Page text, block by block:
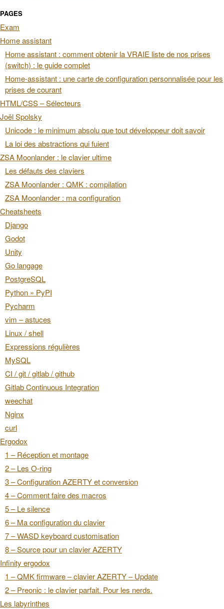
PAGES
Exam
Home assistant
Home assistant : comment obtenir la VRAIE liste de nos prises
(switch) : le guide complet
Home-assistant : une carte de configuration personnalisée pour les
prises de courant
HTML/CSS – Sélecteurs
Joël Spolsky
Unicode : le minimum absolu que tout développeur doit savoir
La loi des abstractions qui fuient
ZSA Moonlander : le clavier ultime
Les défauts des claviers
ZSA Moonlander : QMK : compilation
ZSA Moonlander : ma configuration
Cheatsheets
Django
Godot
Unity
Go langage
PostgreSQL
Python » PyPI
Pycharm
vim – astuces
Linux / shell
Expressions régulières
MySQL
CI / git / gitlab / github
Gitlab Continuous Integration
weechat
Nginx
curl
Ergodox
1 – Réception et montage
2 – Les O-ring
3 – Configuration AZERTY et conversion
4 – Comment faire des macros
5 – Le silence
6 – Ma configuration du clavier
7 – WASD keyboard customisation
8 – Source pour un clavier AZERTY
Infinity ergodox
1 – QMK firmware – clavier AZERTY – Update
2 – Preonic : le clavier parfait. Pour les nerds.
Les labyrinthes